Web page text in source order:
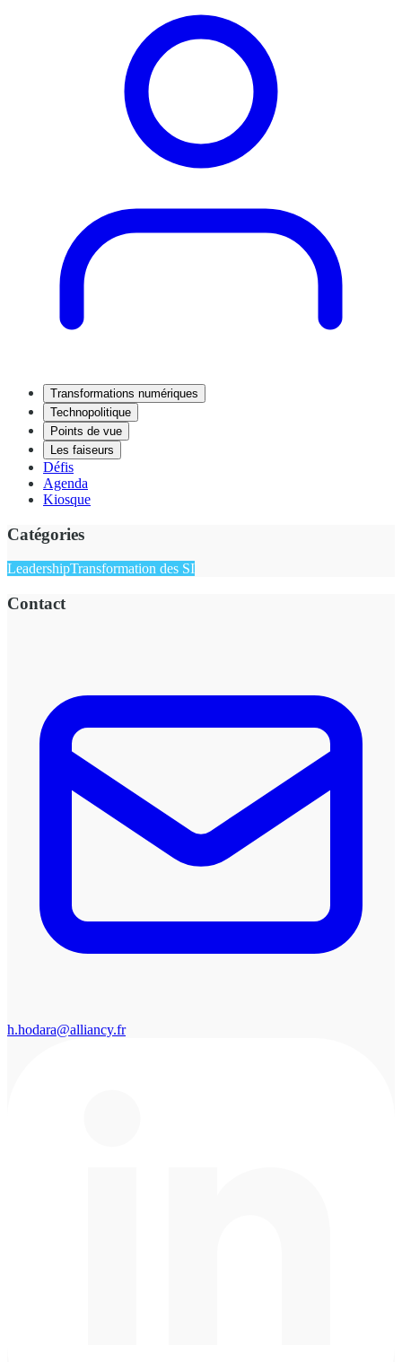
Transformations numériques
Technopolitique
Points de vue
Les faiseurs
Défis
Agenda
Kiosque
Catégories
LeadershipTransformation des SI
Contact
h.hodara@alliancy.fr